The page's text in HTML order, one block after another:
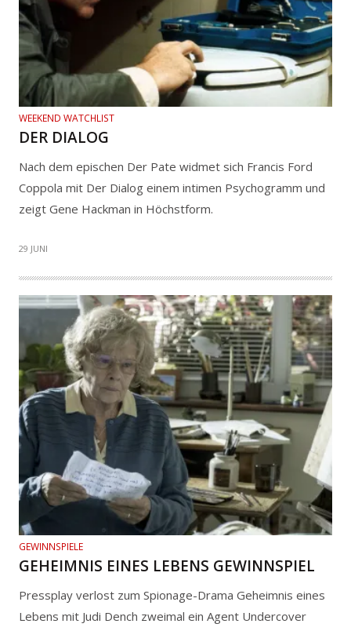
WEEKEND WATCHLIST
DER DIALOG
Nach dem epischen Der Pate widmet sich Francis Ford
Coppola mit Der Dialog einem intimen Psychogramm und
zeigt Gene Hackman in Höchstform.
29 JUNI
GEWINNSPIELE
GEHEIMNIS EINES LEBENS GEWINNSPIEL
Pressplay verlost zum Spionage-Drama Geheimnis eines
Lebens mit Judi Dench zweimal ein Agent Undercover